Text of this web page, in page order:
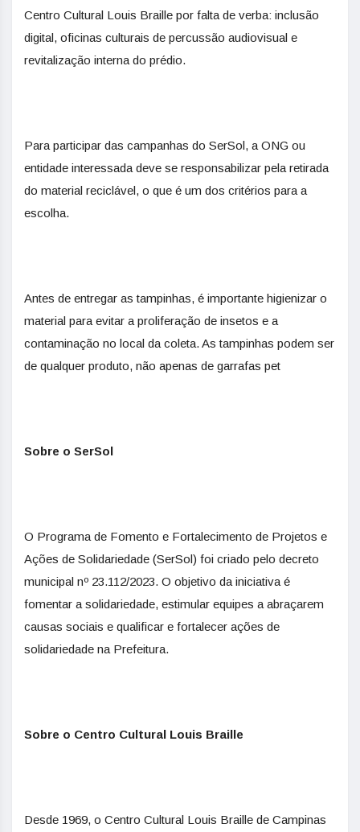
Centro Cultural Louis Braille por falta de verba: inclusão
digital, oficinas culturais de percussão audiovisual e
revitalização interna do prédio.
Para participar das campanhas do SerSol, a ONG ou
entidade interessada deve se responsabilizar pela retirada
do material reciclável, o que é um dos critérios para a
escolha.
Antes de entregar as tampinhas, é importante higienizar o
material para evitar a proliferação de insetos e a
contaminação no local da coleta. As tampinhas podem ser
de qualquer produto, não apenas de garrafas pet
Sobre o SerSol
O Programa de Fomento e Fortalecimento de Projetos e
Ações de Solidariedade (SerSol) foi criado pelo decreto
municipal nº 23.112/2023. O objetivo da iniciativa é
fomentar a solidariedade, estimular equipes a abraçarem
causas sociais e qualificar e fortalecer ações de
solidariedade na Prefeitura.
Sobre o Centro Cultural Louis Braille
Desde 1969, o Centro Cultural Louis Braille de Campinas